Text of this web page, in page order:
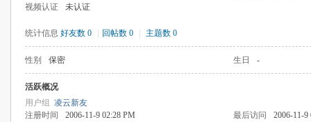
视频认证
未认证
统计信息 好友数 0 回帖数 0 主题数 0
性别 保密 生日 -
活跃概况
用户组 凌云新友
注册时间
2006-11-9 02:28 PM 最后访问
2006-11-9